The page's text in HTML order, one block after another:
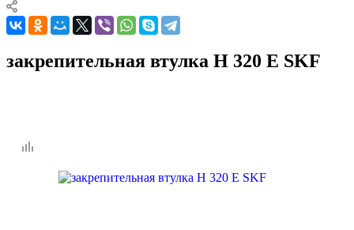
закрепительная втулка H 320 E SKF